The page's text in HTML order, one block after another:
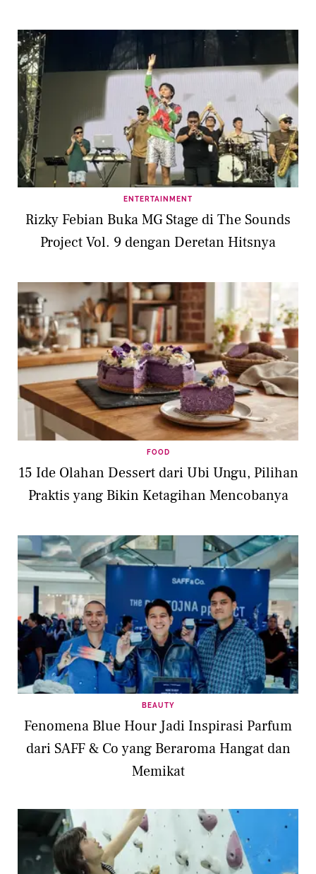
ENTERTAINMENT
Rizky Febian Buka MG Stage di The Sounds
Project Vol. 9 dengan Deretan Hitsnya
FOOD
15 Ide Olahan Dessert dari Ubi Ungu, Pilihan
Praktis yang Bikin Ketagihan Mencobanya
BEAUTY
Fenomena Blue Hour Jadi Inspirasi Parfum
dari SAFF & Co yang Beraroma Hangat dan
Memikat